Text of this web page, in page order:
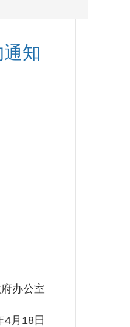
知
办公室
18日